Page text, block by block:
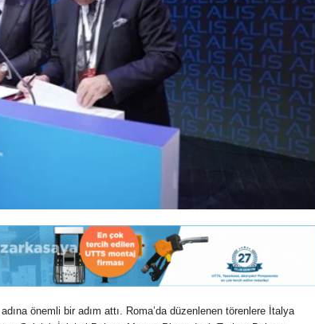
önemli bir adım attı. Roma’da düzenlenen törenlere İtalya